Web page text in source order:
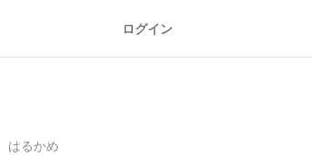
ログイン
はるかめ